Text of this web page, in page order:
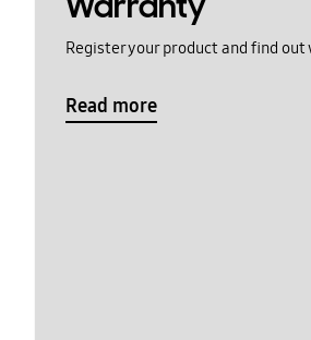
Register your product and find out
Read more